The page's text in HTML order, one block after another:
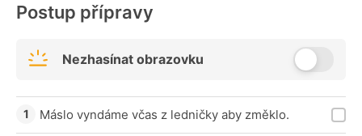
Postup přípravy
Nezhasínat obrazovku
Máslo vyndáme včas z ledničky aby změklo.